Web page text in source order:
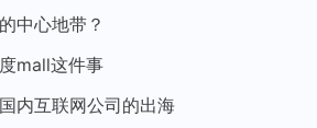
中心地带？
mall这件事
内互联网公司的出海